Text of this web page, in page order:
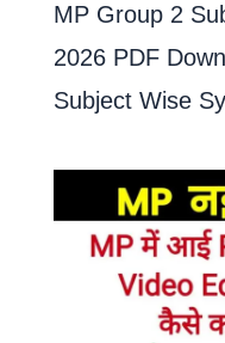
MP Group 2
2026 PDF
Subject Wise